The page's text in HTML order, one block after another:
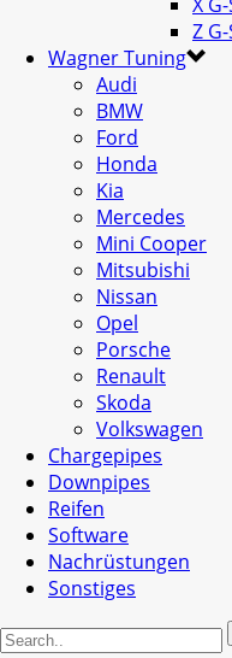
Z
Wagner Tuning
Audi
BMW
Ford
Honda
Kia
Mercedes
Mini Cooper
Mitsubishi
Nissan
Opel
Porsche
Renault
Skoda
Volkswagen
Chargepipes
Downpipes
Reifen
Software
Nachrüstungen
Sonstiges